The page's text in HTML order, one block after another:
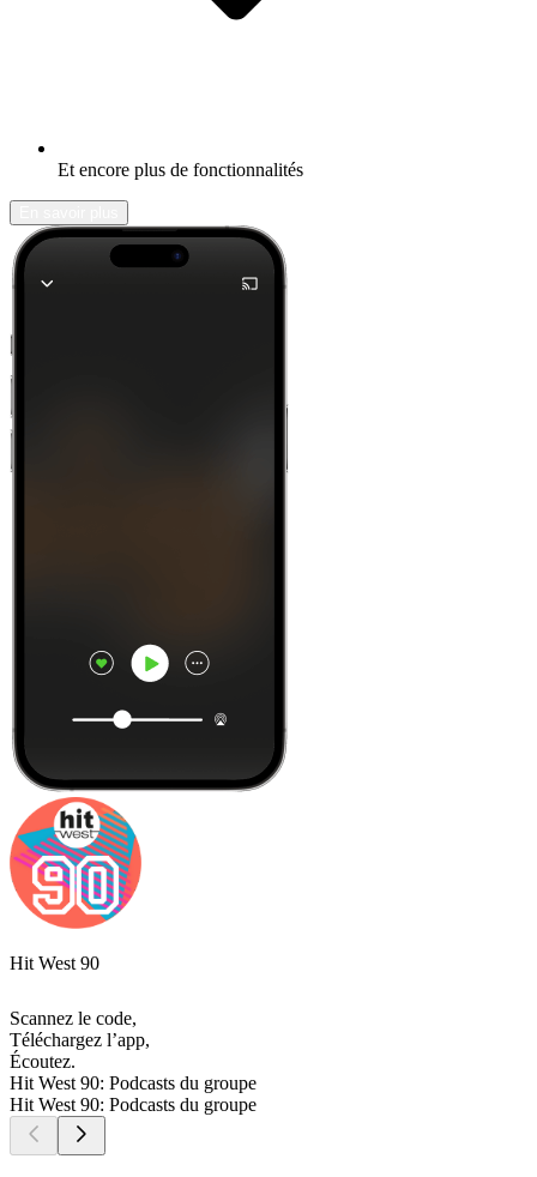
Et encore plus de fonctionnalités
Hit West 90
Scannez le code,
Téléchargez l’app,
Écoutez.
Hit West 90: Podcasts du groupe
Hit West 90: Podcasts du groupe